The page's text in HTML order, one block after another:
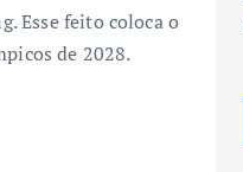
Esse feito coloca o
de 2028.